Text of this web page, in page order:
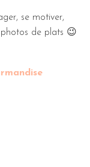
se motiver,
photos de plats 😉